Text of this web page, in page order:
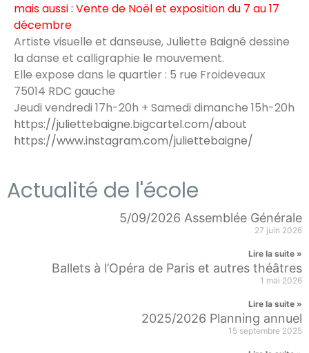
mais aussi : Vente de Noël et exposition du 7 au 17
décembre
Artiste visuelle et danseuse, Juliette Baigné dessine
la danse et calligraphie le mouvement.
Elle expose dans le quartier : 5 rue Froideveaux
75014 RDC gauche
Jeudi vendredi 17h-20h + Samedi dimanche 15h-20h
https://juliettebaigne.bigcartel.com/about
https://www.instagram.com/juliettebaigne/
Actualité de l'école
5/09/2026 Assemblée Générale
27 juin 2026
Lire la suite »
Ballets à l’Opéra de Paris et autres théâtres
1 mai 2026
Lire la suite »
2025/2026 Planning annuel
15 septembre 2025